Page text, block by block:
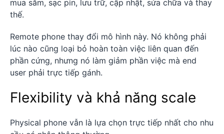
mua sắm, sạc pin, lưu trữ, cập nhật, sửa chữa và thay
thế.
Remote phone thay đổi mô hình này. Nó không phải
lúc nào cũng loại bỏ hoàn toàn việc liên quan đến
phần cứng, nhưng nó làm giảm phần việc mà end
user phải trực tiếp gánh.
Flexibility và khả năng scale
Physical phone vẫn là lựa chọn trực tiếp nhất cho nhu